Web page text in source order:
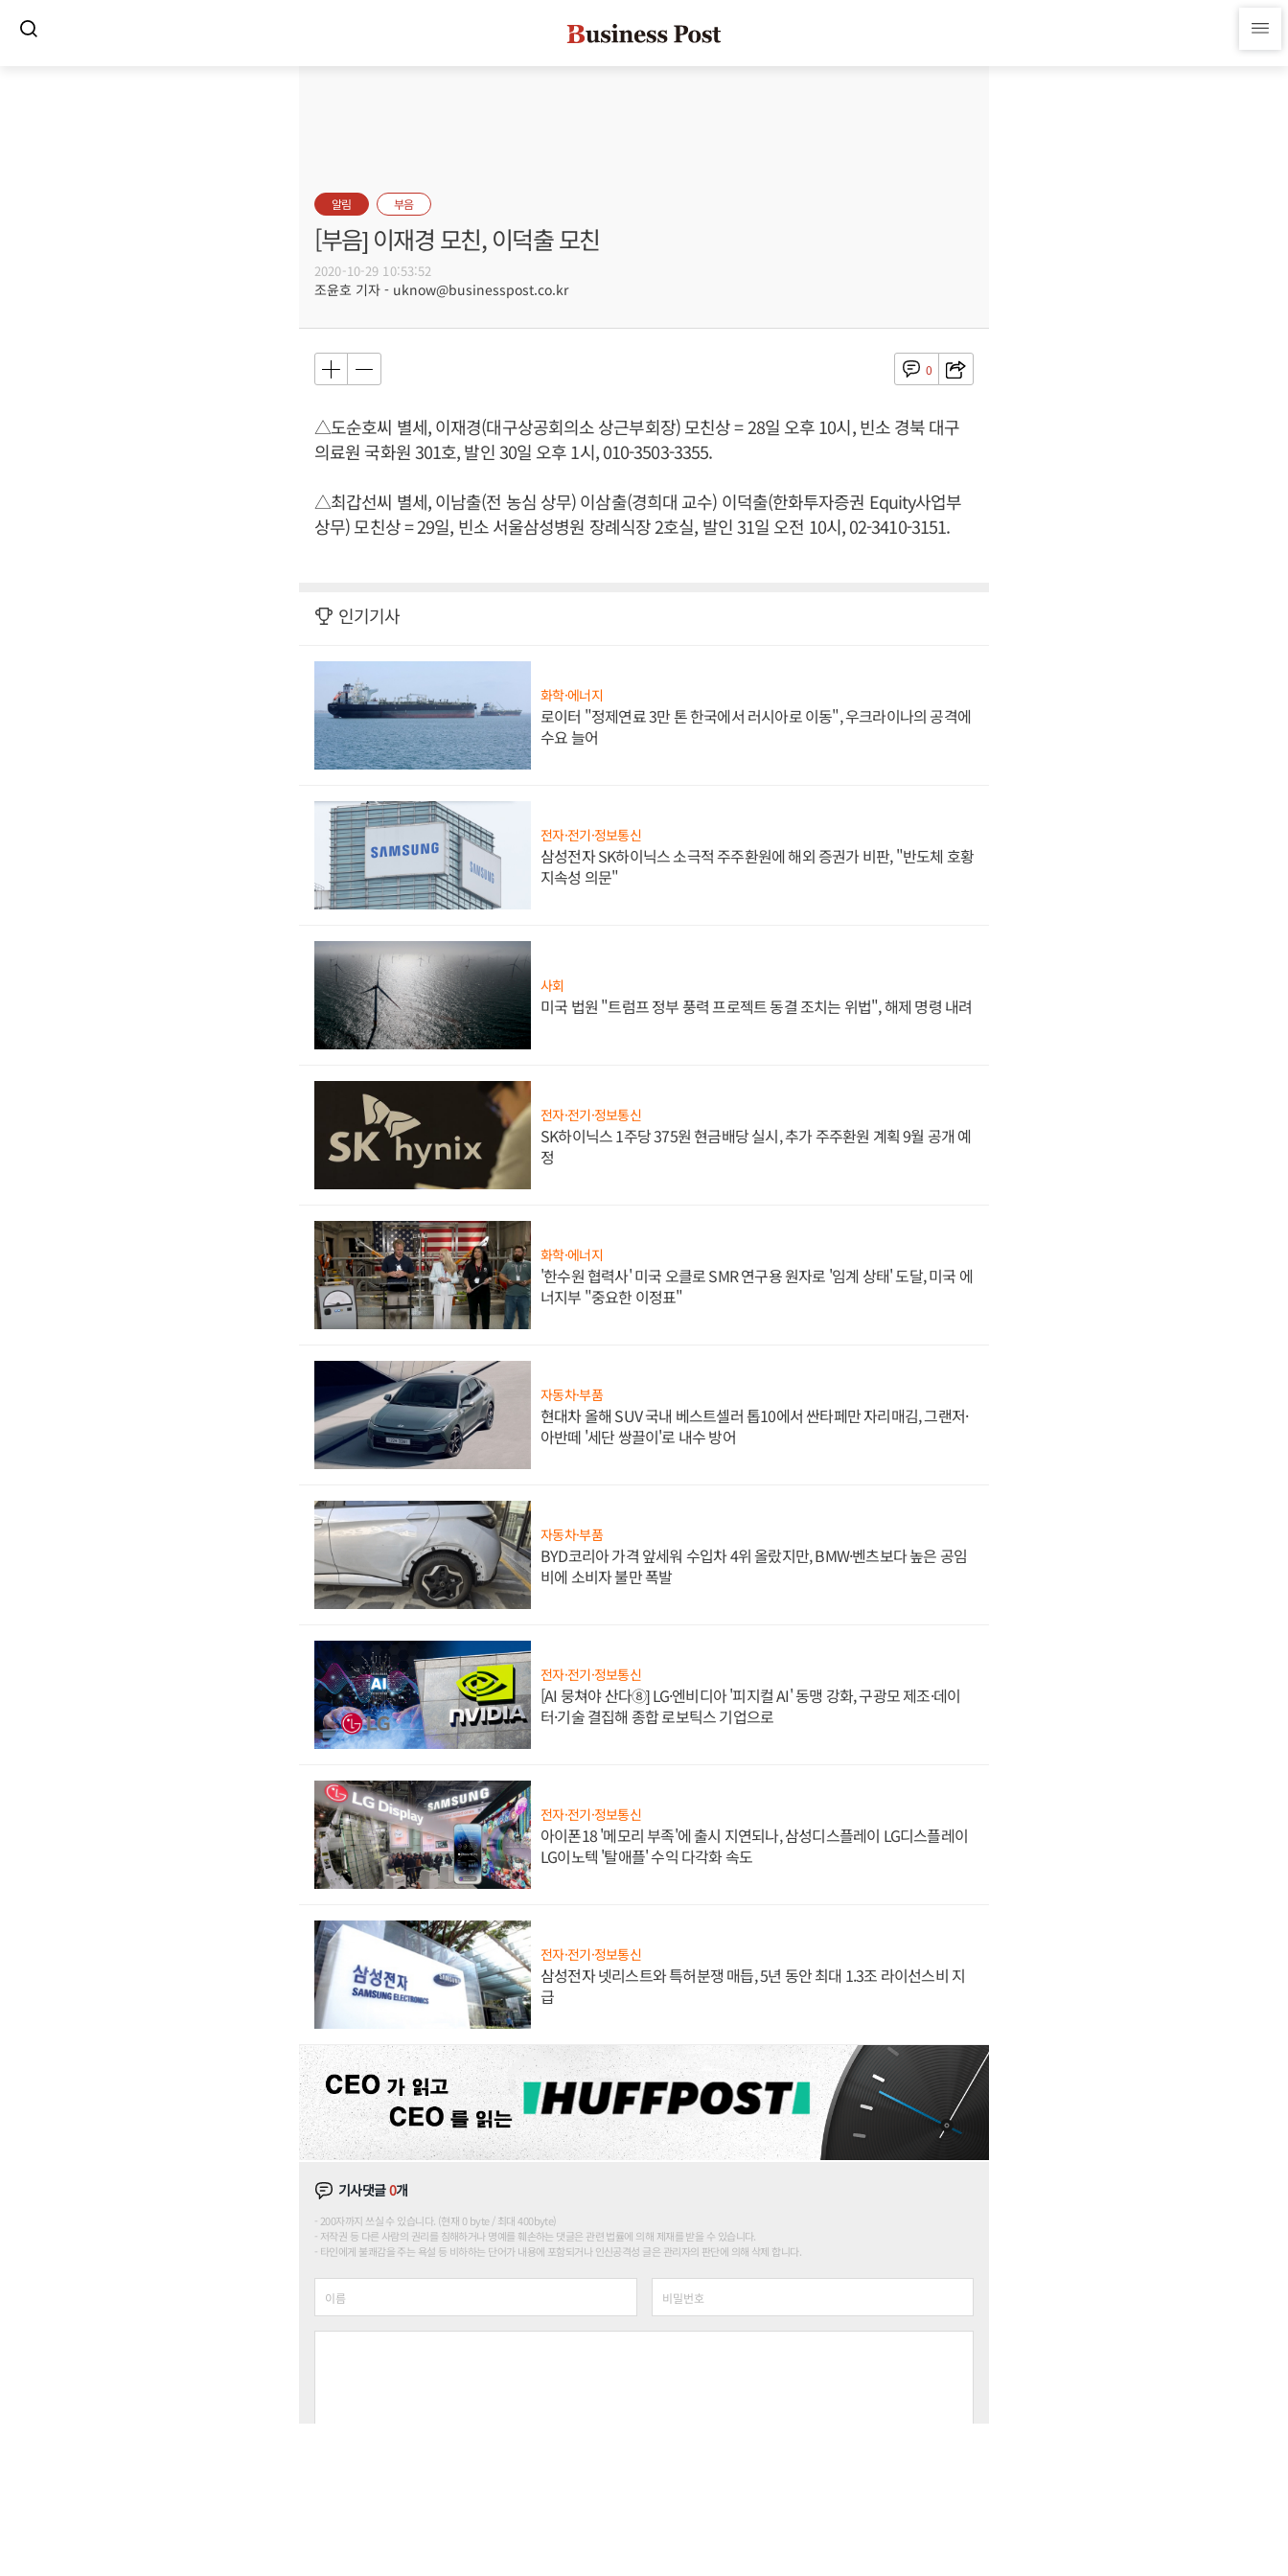
알림 부음
[부음] 이재경 모친, 이덕출 모친
2020-10-29 10:53:52
조윤호 기자 - uknow@businesspost.co.kr
0
△도순호씨 별세, 이재경(대구상공회의소 상근부회장) 모친상 = 28일 오후 10시, 빈소 경북 대구
의료원 국화원 301호, 발인 30일 오후 1시, 010-3503-3355.
△최갑선씨 별세, 이남출(전 농심 상무) 이삼출(경희대 교수) 이덕출(한화투자증권 Equity사업부
상무) 모친상 = 29일, 빈소 서울삼성병원 장례식장 2호실, 발인 31일 오전 10시, 02-3410-3151.
인기기사
화학·에너지
로이터 "정제연료 3만 톤 한국에서 러시아로 이동", 우크라이나의 공격에
수요 늘어
전자·전기·정보통신
삼성전자 SK하이닉스 소극적 주주환원에 해외 증권가 비판, "반도체 호황
지속성 의문"
사회
미국 법원 "트럼프 정부 풍력 프로젝트 동결 조치는 위법", 해제 명령 내려
전자·전기·정보통신
SK하이닉스 1주당 375원 현금배당 실시, 추가 주주환원 계획 9월 공개 예
정
화학·에너지
'한수원 협력사' 미국 오클로 SMR 연구용 원자로 '임계 상태' 도달, 미국 에
너지부 "중요한 이정표"
자동차·부품
현대차 올해 SUV 국내 베스트셀러 톱10에서 싼타페만 자리매김, 그랜저·
아반떼 '세단 쌍끌이'로 내수 방어
자동차·부품
BYD코리아 가격 앞세워 수입차 4위 올랐지만, BMW·벤츠보다 높은 공임
비에 소비자 불만 폭발
전자·전기·정보통신
[AI 뭉쳐야 산다⑧] LG·엔비디아 '피지컬 AI' 동맹 강화, 구광모 제조·데이
터·기술 결집해 종합 로보틱스 기업으로
전자·전기·정보통신
아이폰18 '메모리 부족'에 출시 지연되나, 삼성디스플레이 LG디스플레이
LG이노텍 '탈애플' 수익 다각화 속도
전자·전기·정보통신
삼성전자 넷리스트와 특허분쟁 매듭, 5년 동안 최대 1.3조 라이선스비 지
급
기사댓글0개
200자까지 쓰실 수 있습니다. (현재 0 byte / 최대 400byte)
저작권 등 다른 사람의 권리를 침해하거나 명예를 훼손하는 댓글은 관련 법률에 의해 제재를 받을 수 있습니다.
타인에게 불쾌감을 주는 욕설 등 비하하는 단어가 내용에 포함되거나 인신공격성 글은 관리자의 판단에 의해 삭제 합니다.